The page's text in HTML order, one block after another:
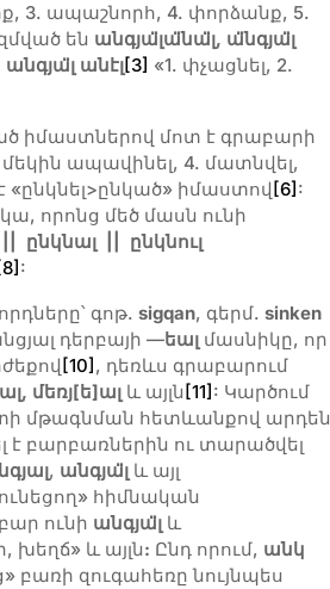
3. ապաշնորհ, 4. փորձանք, 5.
են անգյալանալ, անգյալ
անգյալ անէլ[3] «1. փչացնել, 2.
իմաստներով մոտ է գրաբարի
մեկին ապավինել, 4. մատնվել,
իմաստով [6] :
որոնց մեծ մասն ունի
|| ընկնալ || ընկնուլ
[8] :
գոթ. sigqan, գերմ. sinken
դերբայի —եալ մասնիկը, որ
[10] , դեռևս գրաբարում
, մեռյ[ե]ալ և այլն [11] : Կարծում
մթագնման հետևանքով արդեն
բարբառներին ու տարածվել
, անգյալ և այլ
հիմնական
ունի անգյալ և
խեղճ» և այլն: Ընդ որում, անկ
բառի զուգահեռը նույնպես